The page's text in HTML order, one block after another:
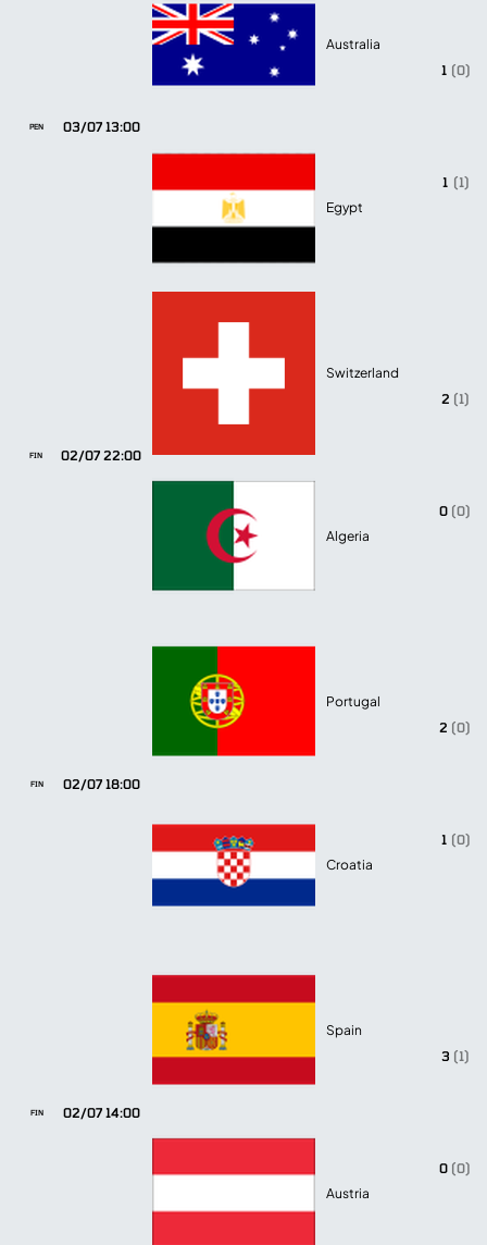
03/07 13:00
PEN
Australia
Egypt
1 (0)
1 (1)
02/07 22:00
FIN
Switzerland
Algeria
2 (1)
0 (0)
02/07 18:00
FIN
Portugal
Croatia
2 (0)
1 (0)
02/07 14:00
FIN
Spain
Austria
3 (1)
0 (0)